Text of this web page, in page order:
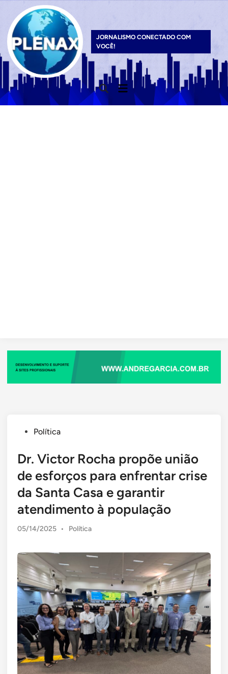
content
JORNALISMO CONECTADO COM
VOCÊ!
Open
Search
Main
Menu
PostedPolítica
Dr. Victor Rocha propõe união
de esforços para enfrentar crise
da Santa Casa e garantir
atendimento à população
05/14/2025 •
Posted
Política